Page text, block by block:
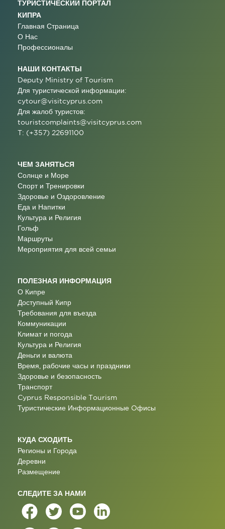
ТУРИСТИЧЕСКИЙ ПОРТАЛ
КИПРА
Главная Страница
О Нас
Профессионалы
НАШИ КОНТАКТЫ
Deputy Ministry of Tourism
Для туристической информации:
cytour@visitcyprus.com
Для жалоб туристов:
touristcomplaints@visitcyprus.com
T: (+357) 22691100
ЧЕМ ЗАНЯТЬСЯ
Солнце и Море
Спорт и Тренировки
Здоровье и Оздоровление
Еда и Напитки
Культура и Религия
Гольф
Маршруты
Мероприятия для всей семьи
ПОЛЕЗНАЯ ИНФОРМАЦИЯ
О Кипре
Доступный Кипр
Требования для въезда
Коммуникации
Климат и погода
Культура и Религия
Деньги и валюта
Время, рабочие часы и праздники
Здоровье и безопасность
Транспорт
Cyprus Responsible Tourism
Туристические Информационные Oфисы
КУДА СХОДИТЬ
Регионы и Города
Деревни
Размещение
СЛЕДИТЕ ЗА НАМИ